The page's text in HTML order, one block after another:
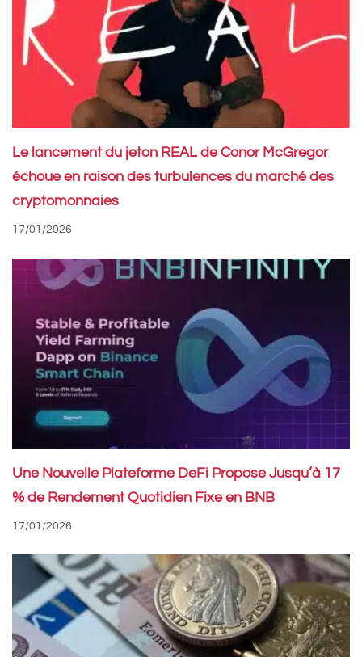
Le lancement du jeton REAL de Conor McGregor
échoue en raison des turbulences du marché des
cryptomonnaies
17/01/2026
Une Nouvelle Plateforme DeFi Propose Jusqu’à 17
% de Rendement Quotidien Fixe en BNB
17/01/2026